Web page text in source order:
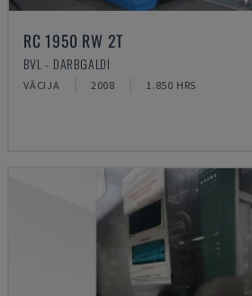
RC 1950 RW 2T
BVL - DARBGALDI
VĀCIJA 2008 1.850 HRS